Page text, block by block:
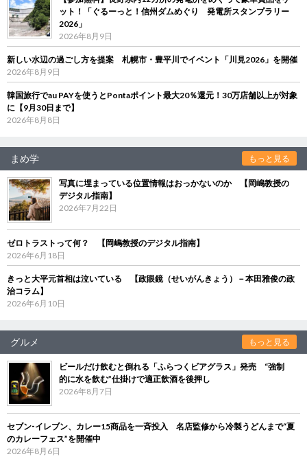
ット！「ぐるーっと！信州ダムめぐり 発電所スタンプラリー
2026」
2026年8月9日
新しい水辺の過ごし方を提案 札幌市・豊平川でイベント「川見2026」を開催
2026年8月9日
韓国旅行でau PAYを使うとPontaポイント最大20％還元！30万店舗以上が対象
に【9月30日まで】
2026年8月8日
まめ学 もっと見る
写真に埋まっている位置情報はおっかないのか 【岡嶋教授の
デジタル指南】
2026年7月22日
ゼロトラストって何？ 【岡嶋教授のデジタル指南】
2026年6月18日
きっと大平元首相は泣いている 【政眼鏡（せいがんきょう）－本田雅俊の政
治コラム】
2026年6月10日
グルメ もっと見る
ビールだけ飲むと倒れる「ふらつくビアグラス」発売 “強制
的に水を飲む”仕掛けで適正飲酒を後押し
2026年8月7日
セブン‐イレブン、カレー15商品を一斉投入 名店監修から冷製うどんまで“夏
のカレーフェス”を開催中
2026年8月6日